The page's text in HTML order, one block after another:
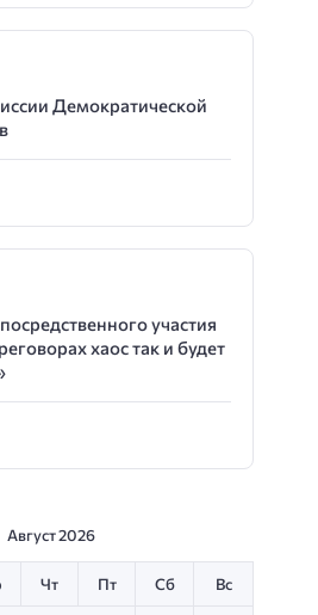
Демократической
участия
хаос так и будет
Август 2026
Чт Пт Сб Вс